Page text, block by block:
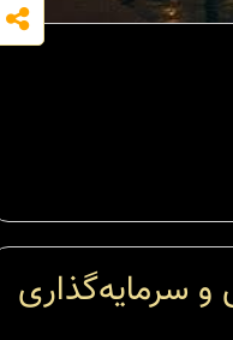
و سرمایه‌گذاری